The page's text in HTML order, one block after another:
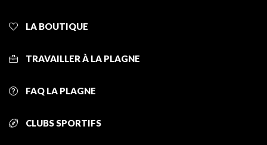
LA BOUTIQUE
TRAVAILLER À LA PLAGNE
FAQ LA PLAGNE
CLUBS SPORTIFS